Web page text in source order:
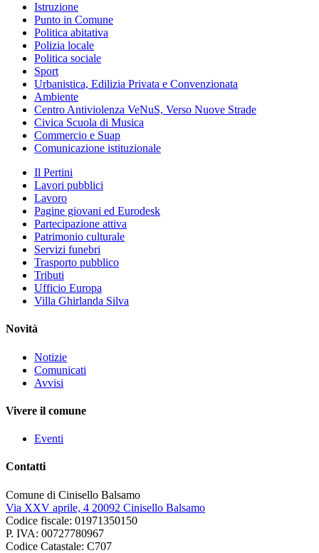
Istruzione
Punto in Comune
Politica abitativa
Polizia locale
Politica sociale
Sport
Urbanistica, Edilizia Privata e Convenzionata
Ambiente
Centro Antiviolenza VeNuS, Verso Nuove Strade
Civica Scuola di Musica
Commercio e Suap
Comunicazione istituzionale
Il Pertini
Lavori pubblici
Lavoro
Pagine giovani ed Eurodesk
Partecipazione attiva
Patrimonio culturale
Servizi funebri
Trasporto pubblico
Tributi
Ufficio Europa
Villa Ghirlanda Silva
Novità
Notizie
Comunicati
Avvisi
Vivere il comune
Eventi
Contatti
Comune di Cinisello Balsamo
Via XXV aprile, 4 20092 Cinisello Balsamo
Codice fiscale: 01971350150
P. IVA: 00727780967
Codice Catastale: C707